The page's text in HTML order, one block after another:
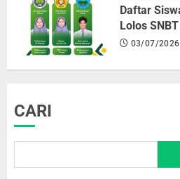
Daftar
Lolos
03/07/2026
CARI